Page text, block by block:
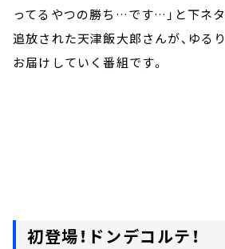
ってるやつの勝ち…です…」と下ネ
追放された天津飯大郎さんが、ゆる
お届けしていく番組です。
初登場！ドンデコルテ！